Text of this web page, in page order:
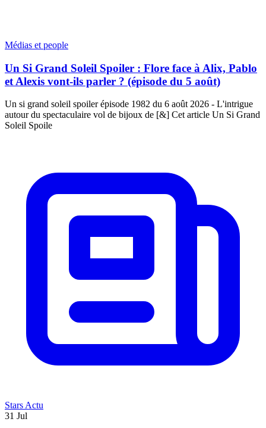
Médias et people
Un Si Grand Soleil Spoiler : Flore face à Alix, Pablo
et Alexis vont-ils parler ? (épisode du 5 août)
Un si grand soleil spoiler épisode 1982 du 6 août 2026 - L'intrigue
autour du spectaculaire vol de bijoux de [&] Cet article Un Si Grand
Soleil Spoile
Stars Actu
31 Jul